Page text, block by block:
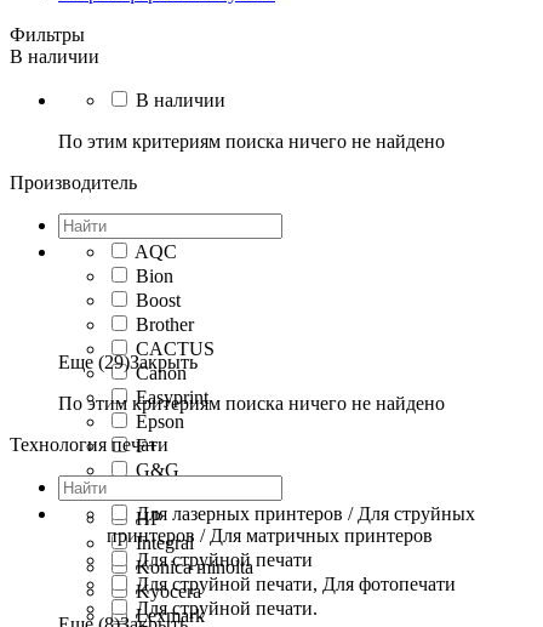
Фильтры
В наличии
В наличии
По этим критериям поиска ничего не найдено
Производитель
AQC
Bion
Boost
Brother
CACTUS
Canon
Easyprint
Epson
F+
G&G
HP
Integral
Konica minolta
Kyocera
Lexmark
Еще (29)Закрыть
По этим критериям поиска ничего не найдено
Технология печати
Для лазерных принтеров / Для струйных
принтеров / Для матричных принтеров
Для струйной печати
Для струйной печати, Для фотопечати
Для струйной печати.